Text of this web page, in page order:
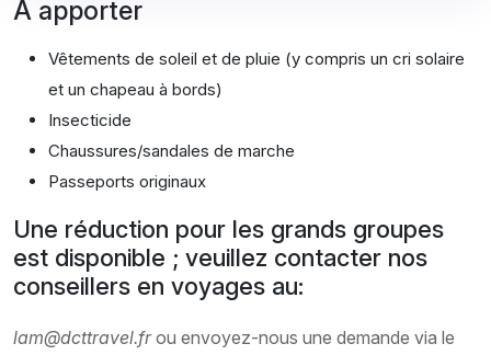
À apporter
Vêtements de soleil et de pluie (y compris un cri solaire
et un chapeau à bords)
Insecticide
Chaussures/sandales de marche
Passeports originaux
Une réduction pour les grands groupes
est disponible ; veuillez contacter nos
conseillers en voyages au:
lam@dcttravel.fr ou envoyez-nous une demande via le